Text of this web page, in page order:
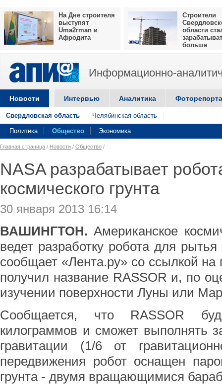
На Дне строителя
выступят
Uma2rman и
Афродита
Строители
области
больше
Информационно-
Новости Интервью Аналитика
Свердловская область Челябинская область
Политика Общество Экономика
Главная страница / Новости / Общество /
NASA разрабатывает
космического грунта
30 января 2013 16:14
ВАШИНГТОН. Американское
ведет разработку робота для рытья
сообщает «Лента.ру» со ссылкой на
получил название RASSOR и, по
изучении поверхности Луны или
Сообщается, что RASSOR
килограммов и сможет выполнять
гравитации (1/6 от
передвижения робот оснащен
грунта - двумя вращающимися